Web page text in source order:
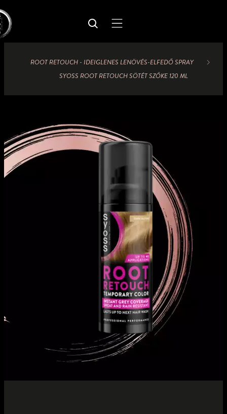
ROOT RETOUCH - IDEIGLENES LENÖVÉS-ELFEDŐ SPRAY
SYOSS ROOT RETOUCH SÖTÉT SZŐKE 120 ML